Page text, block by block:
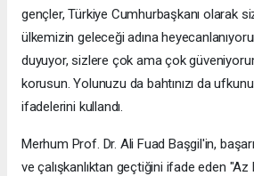
gençler, Türkiye Cumhurbaşkanı olarak
ülkemizin geleceği adına
duyuyor, sizlere çok ama çok
korusun. Yolunuzu da bahtınızı da
ifadelerini kullandı.
Merhum Prof. Dr. Ali Fuad Başgil'in,
ve çalışkanlıktan geçtiğini ifade eden